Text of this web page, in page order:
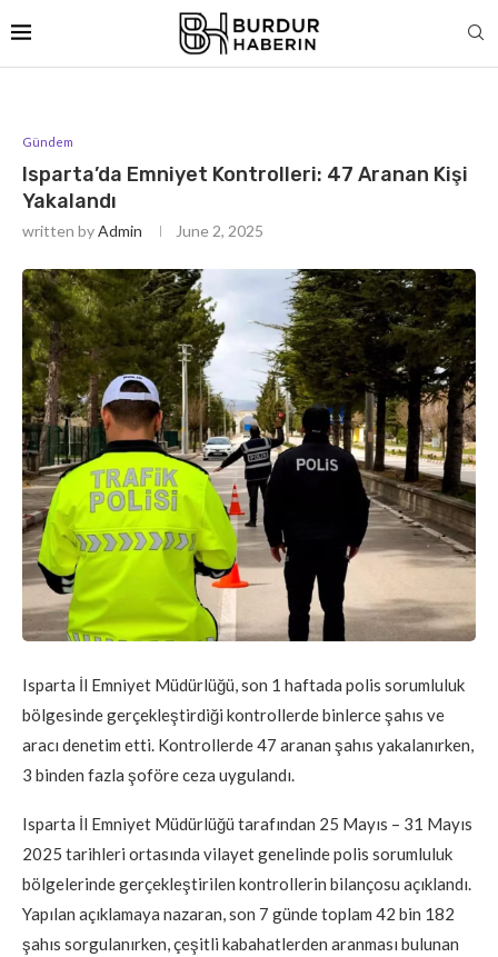
Gündem
Isparta’da Emniyet Kontrolleri: 47 Aranan Kişi
Yakalandı
written byAdmin June 2, 2025
Isparta İl Emniyet Müdürlüğü, son 1 haftada polis sorumluluk
bölgesinde gerçekleştirdiği kontrollerde binlerce şahıs ve
aracı denetim etti. Kontrollerde 47 aranan şahıs yakalanırken,
3 binden fazla şoföre ceza uygulandı.
Isparta İl Emniyet Müdürlüğü tarafından 25 Mayıs – 31 Mayıs
2025 tarihleri ortasında vilayet genelinde polis sorumluluk
bölgelerinde gerçekleştirilen kontrollerin bilançosu açıklandı.
Yapılan açıklamaya nazaran, son 7 günde toplam 42 bin 182
şahıs sorgulanırken, çeşitli kabahatlerden aranması bulunan